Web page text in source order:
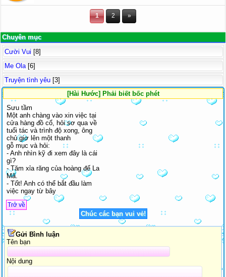
1 2 »
Chuyên mục
Cười Vui [8]
Me Ola[6]
Truyện tình yêu [3]
[Hài Hước] Phải biết bốc phét
Sưu tầm
Một anh chàng vào xin việc tại
cửa hàng đồ cổ, hỏi sơ qua về
tuổi tác và trình độ xong, ông
chủ giơ lên một thanh
gỗ mục và hỏi:
- Anh nhìn kỹ đi xem đây là cái
gì?
- Tăm xỉa răng của hoàng đế La
Mã.
- Tốt! Anh có thể bắt đầu làm
việc ngay từ bây
Trở về
Chúc các bạn vui vẻ!
Gửi Bình luận
Tên bạn
Nội dung